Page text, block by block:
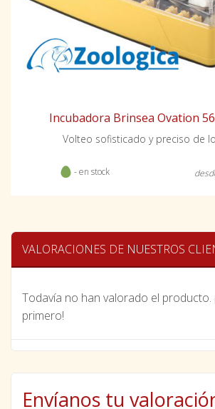
Incubadora Brinsea Ovation
Volteo sofisticado y preciso de
- en stock
VALORACIONES DE NUESTROS
Todavía no han valorado el producto.
primero!
Envíanos tu